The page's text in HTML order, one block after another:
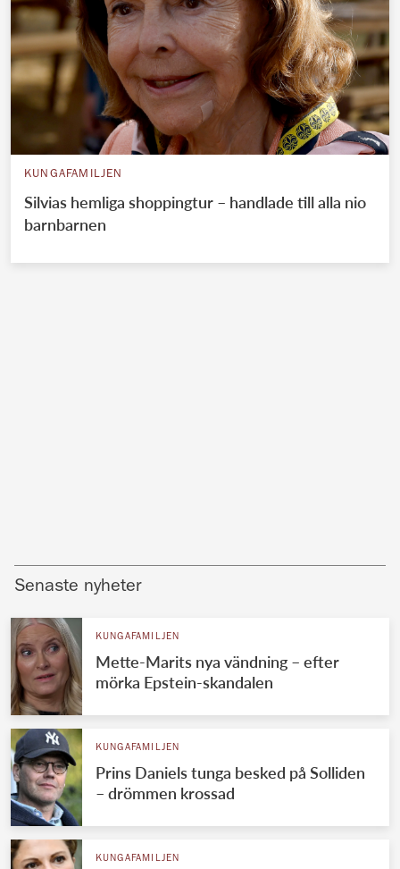
KUNGAFAMILJEN
Silvias hemliga shoppingtur – handlade till alla nio
barnbarnen
Senaste nyheter
KUNGAFAMILJEN
Mette-Marits nya vändning – efter
mörka Epstein-skandalen
KUNGAFAMILJEN
Prins Daniels tunga besked på Solliden
– drömmen krossad
KUNGAFAMILJEN